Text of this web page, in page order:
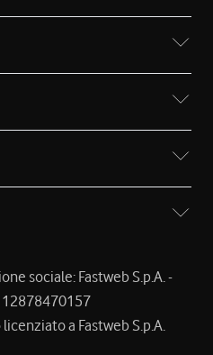
sociale: Fastweb S.p.A. -
12878470157
a Fastweb S.p.A.